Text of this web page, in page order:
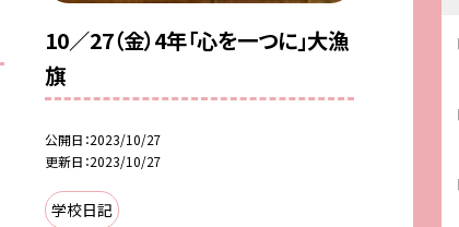
10／27（金）4年「心を一つに」大漁
旗
公開日 2023/10/27
更新日 2023/10/27
学校日記